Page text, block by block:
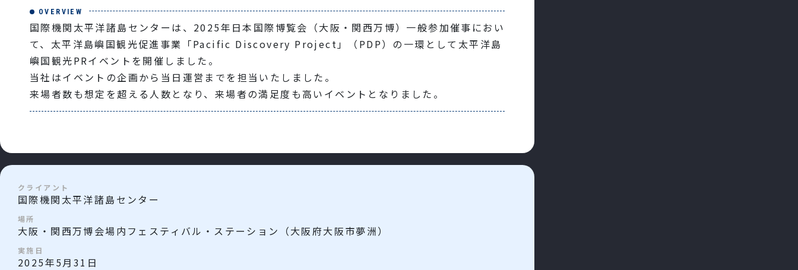
OVERVIEW
国際機関太平洋諸島センターは、2025年日本国際博覧会（大阪・関西万博）一般参加催事におい
て、太平洋島嶼国観光促進事業「Pacific Discovery Project」（PDP）の一環として太平洋島
嶼国観光PRイベントを開催しました。
当社はイベントの企画から当日運営までを担当いたしました。
来場者数も想定を超える人数となり、来場者の満足度も高いイベントとなりました。
クライアント
国際機関太平洋諸島センター
場所
大阪・関西万博会場内フェスティバル・ステーション（大阪府大阪市夢洲）
実施日
2025年5月31日